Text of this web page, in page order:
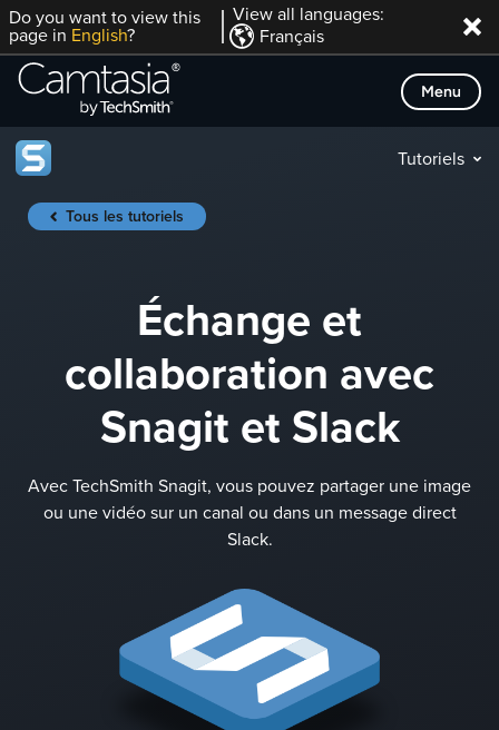
Passer
directement
contenu
Do you want to view this
page in English?
View all languages:
Français
Menu
Tutoriels
Tous les tutoriels
Échange et
collaboration avec
Snagit et Slack
Avec TechSmith Snagit, vous pouvez partager une image
ou une vidéo sur un canal ou dans un message direct
Slack.